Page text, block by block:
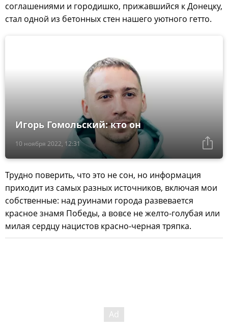
соглашениями и городишко, прижавшийся к Донецку,
стал одной из бетонных стен нашего уютного гетто.
10 ноября 2022, 12:31
Игорь Гомольский: кто он
Трудно поверить, что это не сон, но информация
приходит из самых разных источников, включая мои
собственные: над руинами города развевается
красное знамя Победы, а вовсе не желто-голубая или
милая сердцу нацистов красно-черная тряпка.